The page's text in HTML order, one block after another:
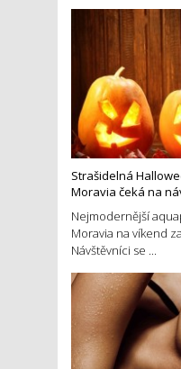
Strašidelná
Moravia čeká na
Nejmodernější
Moravia na víkend
Návštěvníci se ...